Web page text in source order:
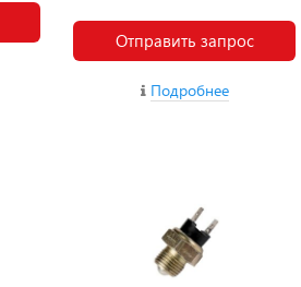
Отправить запрос
Подробнее